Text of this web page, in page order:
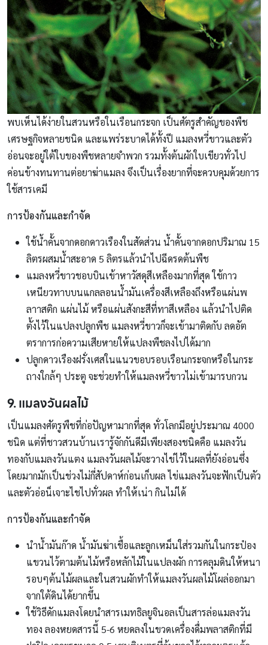
พบเห็นได้ง่ายในสวนหรือในเรือนกระจก เป็นศัตรูสำคัญของพืช
เศรษฐกิจหลายชนิด และแพร่ระบาดได้ทั้งปี แมลงหวี่ขาวและตัว
อ่อนจะอยู่ใต้ใบของพืชหลายจำพวก รวมทั้งต้นผักใบเขียวทั่วไป
ค่อนข้างทนทานต่อยาฆ่าแมลง จึงเป็นเรื่องยากที่จะควบคุมด้วยการ
ใช้สารเคมี
การป้องกันและกำจัด
ใช้น้ำคั้นจากดอกดาวเรืองในสัดส่วน น้ำคั้นจากดอกปริมาณ 15
ลิตรผสมน้ำสะอาด 5 ลิตรแล้วนำไปฉีดรดต้นพืช
แมลงหวี่ขาวชอบบินเข้าหาวัสดุสีเหลืองมากที่สุด ใช้กาว
เหนียวทาบบนแกลลอนน้ำมันเครื่องสีเหลืองถึงหรือแผ่นพ
ลาาสติก แผ่นไม้ หรือแผ่นสังกะสีที่ทาสีเหลือง แล้วนำไปติด
ตั้งไว้ในแปลงปลูกพืช แมลงหวี่ขาวก็จะเข้ามาติดกับ ลดอัต
ตราการก่อความเสียหายให้แปลงพืชลงไปได้มาก
ปลูกดาวเรืองฝรั่งเศสในแนวขอบรอบเรือนกระจกหรือในกระ
ถางใกล้ๆ ประตู จะช่วยทำให้แมลงหวี่ขาวไม่เข้ามารบกวน
9. แมลงวันผลไม้
เป็นแมลงศัตรูพืชที่ก่อปัญหามากที่สุด ทั่วโลกมีอยู่ประมาณ 4000
ชนิด แต่ที่ชาวสวนบ้านเรารู้จักกันดีมีเพียงสองชนิดคือ แมลงวัน
ทองกับแมลงวันแตง แมลงวันผลไม้จะวางไข่ไว้ในผลที่ยังอ่อนซึ่ง
โดยมากมักเป็นช่วงไม่กี่สัปดาห์ก่อนเก็บผล ไข่แมลงวันจะฟักเป็นตัว
และตัวอ่อน็เจาะไชไปทั่วผล ทำให้เน่า กินไม่ได้
การป้องกันและกำจัด
นำน้ำมันก๊าด น้ำมันฆ่าเชื้อและลูกเหม็นใส่รวมกันในกระป๋อง
แขวนไว้ตามต้นไม้หรือหลักไม้ในแปลงผัก การคลุมดินให้หนา
รอบๆต้นไม้ผลและในสวนผักทำให้แมลงวันผลไม้โผล่ออกมา
จากใต้ดินได้ยากขึ้น
ใช้วิธีดักแมลงโดยนำสารเมทธิลยูจินอลเป็นสารล่อแมลงวัน
ทอง ลองหยดสารนี้ 5-6 หยดลงในขวดเครื่องดื่มพลาสติกที่มี